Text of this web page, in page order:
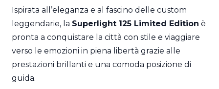
Ispirata all’eleganza e al fascino delle custom
leggendarie, la Superlight 125 Limited Edition è
pronta a conquistare la città con stile e viaggiare
verso le emozioni in piena libertà grazie alle
prestazioni brillanti e una comoda posizione di
guida.